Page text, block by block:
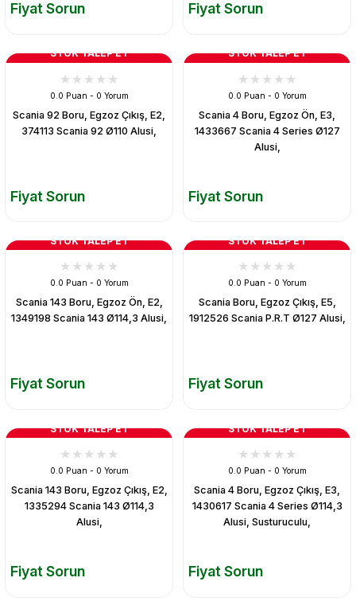
Fiyat Sorun Fiyat Sorun
STOK TALEP ET
0.0 Puan - 0 Yorum
Scania 92 Boru, Egzoz Çıkış, E2,
374113 Scania 92 Ø110 Alusi,
Fiyat Sorun
STOK TALEP ET
0.0 Puan - 0 Yorum
Scania 4 Boru, Egzoz Ön, E3,
1433667 Scania 4 Series Ø127
Alusi,
Fiyat Sorun
STOK TALEP ET
0.0 Puan - 0 Yorum
Scania 143 Boru, Egzoz Ön, E2,
1349198 Scania 143 Ø114,3 Alusi,
Fiyat Sorun
STOK TALEP ET
0.0 Puan - 0 Yorum
Scania Boru, Egzoz Çıkış, E5,
1912526 Scania P.R.T Ø127 Alusi,
Fiyat Sorun
STOK TALEP ET
0.0 Puan - 0 Yorum
Scania 143 Boru, Egzoz Çıkış, E2,
1335294 Scania 143 Ø114,3
Alusi,
Fiyat Sorun
STOK TALEP ET
0.0 Puan - 0 Yorum
Scania 4 Boru, Egzoz Çıkış, E3,
1430617 Scania 4 Series Ø114,3
Alusi, Susturuculu,
Fiyat Sorun